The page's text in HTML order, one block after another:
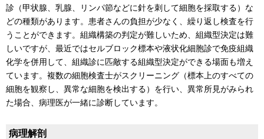
診（甲状腺、乳腺、リンパ節などに針を刺して細胞を採取する）な
どの種類があります。患者さんの負担が少なく、繰り返し検査を行
うことができます。組織構築の判定が難しいため、組織型決定は難
しいですが、最近ではセルブロック標本や液状化細胞診で免疫組織
化学を併用して、組織診に匹敵する組織型決定ができる場面も増え
ています。複数の細胞検査士がスクリーニング（標本上のすべての
細胞を観察し、異常な細胞を検出する）を行い、異常所見がみられ
た場合、病理医が一緒に診断しています。
病理解剖